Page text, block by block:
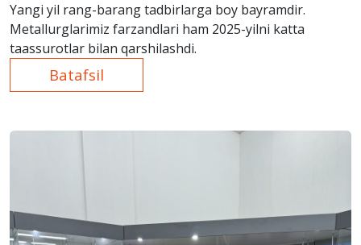
Yangi yil rang-barang tadbirlarga boy bayramdir.
Metallurglarimiz farzandlari ham 2025-yilni katta
taassurotlar bilan qarshilashdi.
Batafsil